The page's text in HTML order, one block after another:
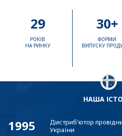
29
РОКІВ
НА РИНКУ
30+
ФОРМИ
ВИПУСКУ
НАША
1995
Дистриб'ютор
України